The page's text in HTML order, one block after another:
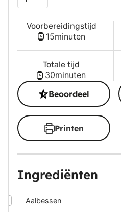
Voorbereidingstijd
15minuten
minuten
Totale tijd
30minuten
minuten
Beoordeel
Printen
Ingrediënten
Aalbessen